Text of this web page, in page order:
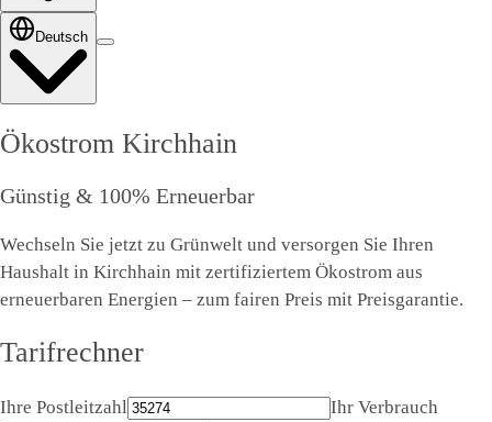
Deutsch
Ökostrom Kirchhain
Günstig & 100% Erneuerbar
Wechseln Sie jetzt zu Grünwelt und versorgen Sie Ihren
Haushalt in Kirchhain mit zertifiziertem Ökostrom aus
erneuerbaren Energien – zum fairen Preis mit Preisgarantie.
Tarifrechner
Ihre Postleitzahl
Ihr Verbrauch